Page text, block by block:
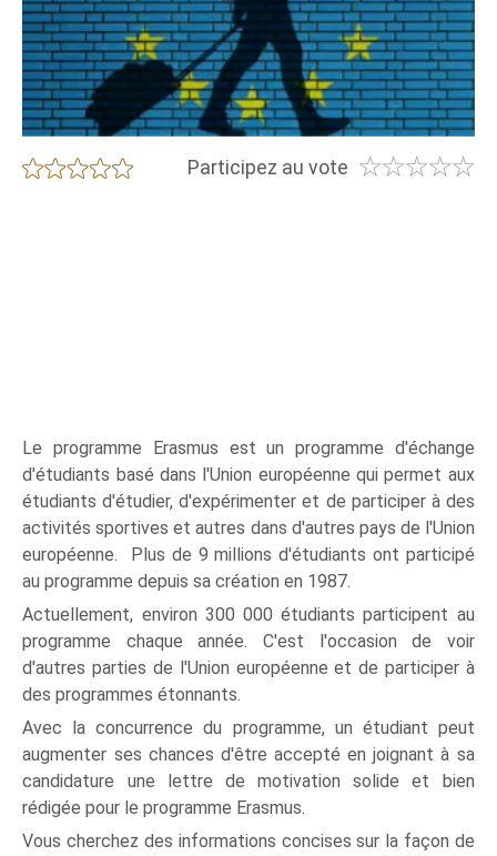
Participez au vote ☆☆☆☆☆
★★★★★
Le programme Erasmus est un programme d'échange
d'étudiants basé dans l'Union européenne qui permet aux
étudiants d'étudier, d'expérimenter et de participer à des
activités sportives et autres dans d'autres pays de l'Union
européenne. Plus de 9 millions d'étudiants ont participé
au programme depuis sa création en 1987.
Actuellement, environ 300 000 étudiants participent au
programme chaque année. C'est l'occasion de voir
d'autres parties de l'Union européenne et de participer à
des programmes étonnants.
Avec la concurrence du programme, un étudiant peut
augmenter ses chances d'être accepté en joignant à sa
candidature une lettre de motivation solide et bien
rédigée pour le programme Erasmus.
Vous cherchez des informations concises sur la façon de